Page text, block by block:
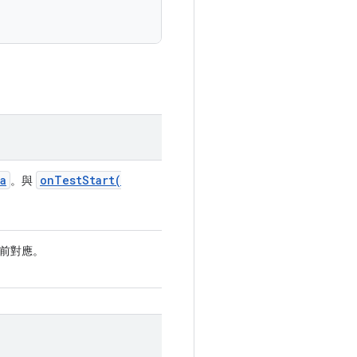
。與 onTestStart(
對應。